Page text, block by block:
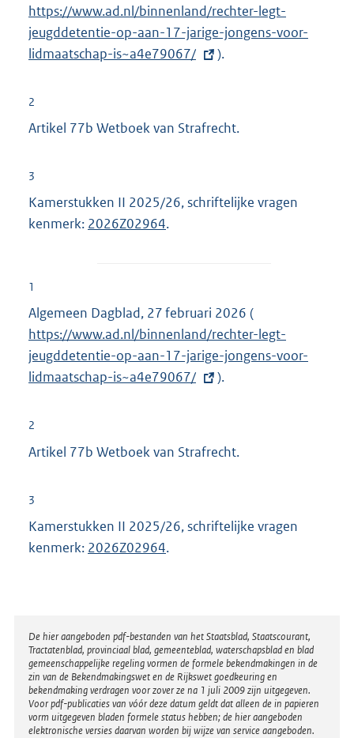
x
t
k
https://www.ad.nl/binnenland/rechter-legt-
jeugddetentie-op-aan-17-jarige-jongens-voor-
lidmaatschap-is~a4e79067/
).
2
Artikel 77b Wetboek van Strafrecht.
3
Kamerstukken II 2025/26, schriftelijke vragen
kenmerk: 2026Z02964.
1
Algemeen Dagblad, 27 februari 2026 (
x
t
k
https://www.ad.nl/binnenland/rechter-legt-
jeugddetentie-op-aan-17-jarige-jongens-voor-
lidmaatschap-is~a4e79067/
).
2
Artikel 77b Wetboek van Strafrecht.
3
Kamerstukken II 2025/26, schriftelijke vragen
kenmerk: 2026Z02964.
Disclaimer
De hier aangeboden pdf-bestanden van het Staatsblad, Staatscourant,
Tractatenblad, provinciaal blad, gemeenteblad, waterschapsblad en blad
gemeenschappelijke regeling vormen de formele bekendmakingen in de
zin van de Bekendmakingswet en de Rijkswet goedkeuring en
bekendmaking verdragen voor zover ze na 1 juli 2009 zijn uitgegeven.
Voor pdf-publicaties van vóór deze datum geldt dat alleen de in papieren
vorm uitgegeven bladen formele status hebben; de hier aangeboden
elektronische versies daarvan worden bij wijze van service aangeboden.